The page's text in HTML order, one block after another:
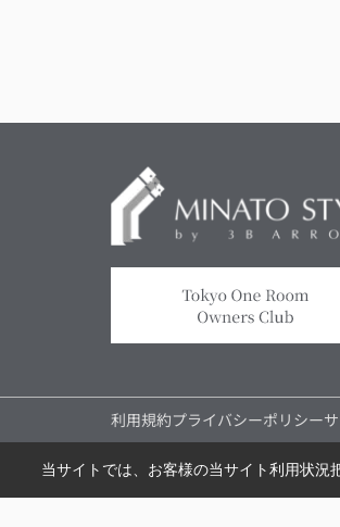
利用規約プライバシーポリシー
当サイトでは、お客様の当サイト利用状況